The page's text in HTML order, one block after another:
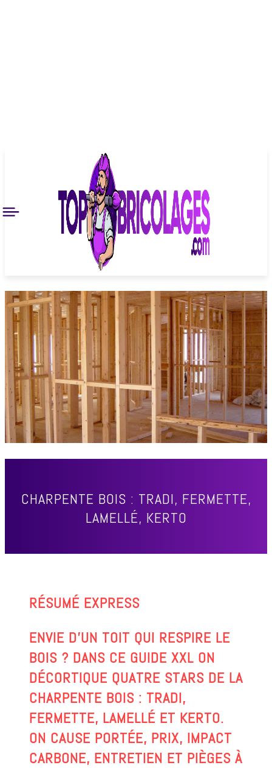
CHARPENTE BOIS : TRADI, FERMETTE,
LAMELLÉ, KERTO
RÉSUMÉ EXPRESS
ENVIE D’UN TOIT QUI RESPIRE LE
BOIS ? DANS CE GUIDE XXL ON
DÉCORTIQUE QUATRE STARS DE LA
CHARPENTE BOIS : TRADI,
FERMETTE, LAMELLÉ ET KERTO.
ON CAUSE PORTÉE, PRIX, IMPACT
CARBONE, ENTRETIEN ET PIÈGES À